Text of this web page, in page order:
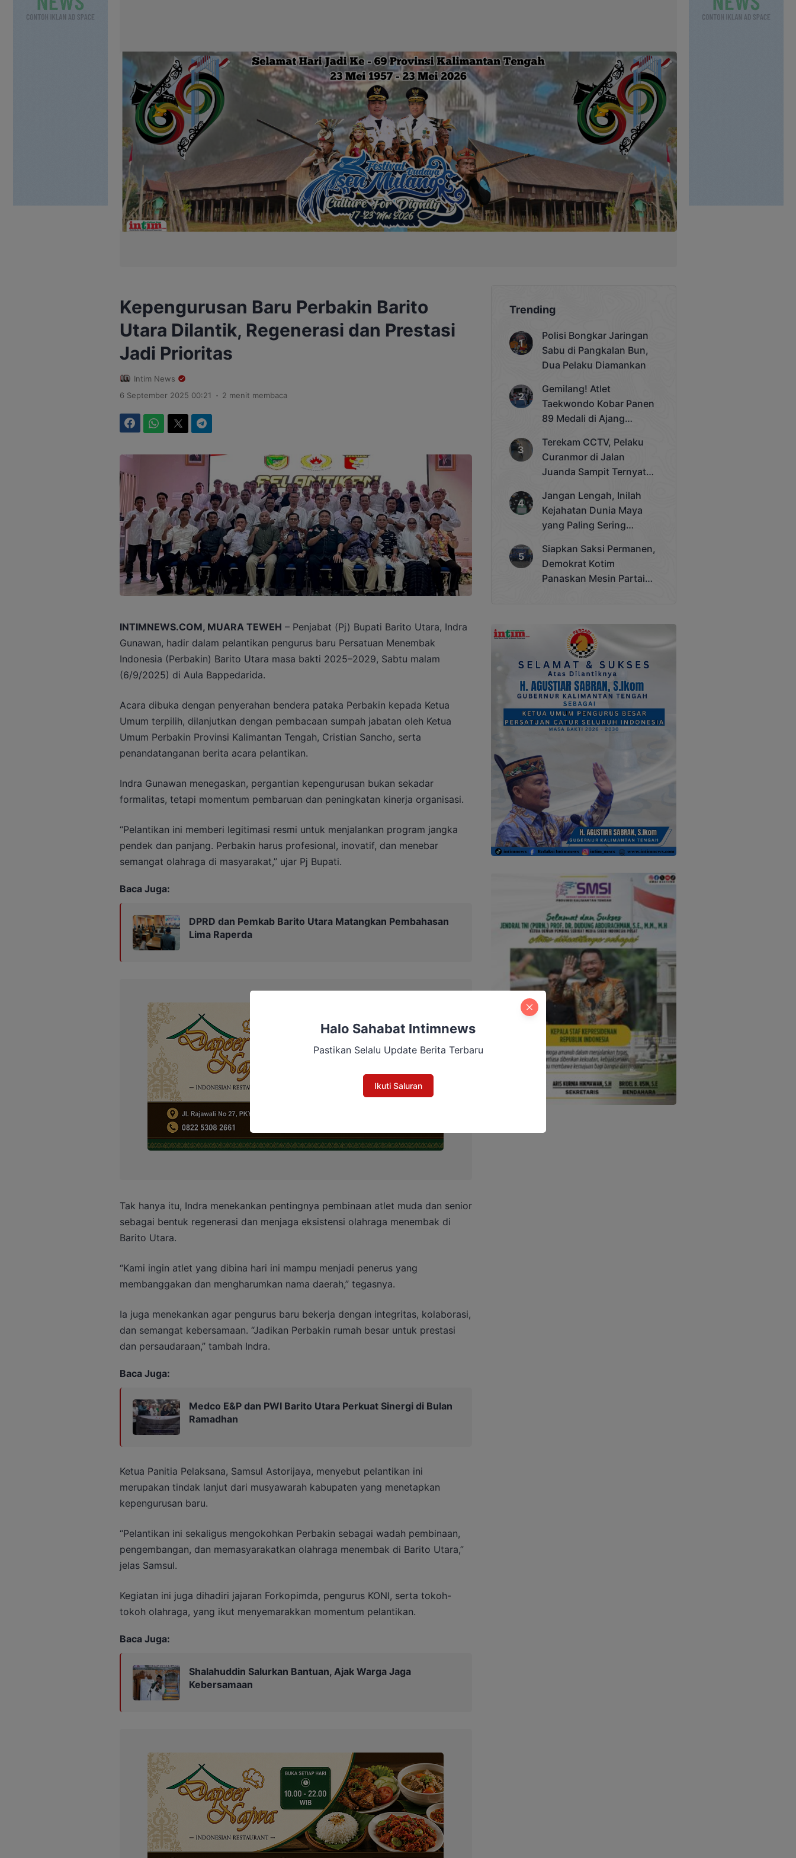
Kepengurusan Baru Perbakin Barito
Utara Dilantik, Regenerasi dan Prestasi
Jadi Prioritas
Intim News
6 September 2025 00:21
. 2 menit membaca
INTIMNEWS.COM, MUARA TEWEH – Penjabat (Pj) Bupati Barito Utara, Indra
Gunawan, hadir dalam pelantikan pengurus baru Persatuan Menembak
Indonesia (Perbakin) Barito Utara masa bakti 2025–2029, Sabtu malam
(6/9/2025) di Aula Bappedarida.
Acara dibuka dengan penyerahan bendera pataka Perbakin kepada Ketua
Umum terpilih, dilanjutkan dengan pembacaan sumpah jabatan oleh Ketua
Umum Perbakin Provinsi Kalimantan Tengah, Cristian Sancho, serta
penandatanganan berita acara pelantikan.
Indra Gunawan menegaskan, pergantian kepengurusan bukan sekadar
formalitas, tetapi momentum pembaruan dan peningkatan kinerja organisasi.
“Pelantikan ini memberi legitimasi resmi untuk menjalankan program jangka
pendek dan panjang. Perbakin harus profesional, inovatif, dan menebar
semangat olahraga di masyarakat,” ujar Pj Bupati.
Baca Juga:
DPRD dan Pemkab Barito Utara Matangkan Pembahasan
Lima Raperda
Tak hanya itu, Indra menekankan pentingnya pembinaan atlet muda dan senior
sebagai bentuk regenerasi dan menjaga eksistensi olahraga menembak di
Barito Utara.
“Kami ingin atlet yang dibina hari ini mampu menjadi penerus yang
membanggakan dan mengharumkan nama daerah,” tegasnya.
Ia juga menekankan agar pengurus baru bekerja dengan integritas, kolaborasi,
dan semangat kebersamaan. “Jadikan Perbakin rumah besar untuk prestasi
dan persaudaraan,” tambah Indra.
Baca Juga:
Medco E&P dan PWI Barito Utara Perkuat Sinergi di Bulan
Ramadhan
Ketua Panitia Pelaksana, Samsul Astorijaya, menyebut pelantikan ini
merupakan tindak lanjut dari musyawarah kabupaten yang menetapkan
kepengurusan baru.
“Pelantikan ini sekaligus mengokohkan Perbakin sebagai wadah pembinaan,
pengembangan, dan memasyarakatkan olahraga menembak di Barito Utara,”
jelas Samsul.
Kegiatan ini juga dihadiri jajaran Forkopimda, pengurus KONI, serta tokoh-
tokoh olahraga, yang ikut menyemarakkan momentum pelantikan.
Baca Juga:
Shalahuddin Salurkan Bantuan, Ajak Warga Jaga
Kebersamaan
Trending
Polisi Bongkar Jaringan
Sabu di Pangkalan Bun,
Dua Pelaku Diamankan
Gemilang! Atlet
Taekwondo Kobar Panen
89 Medali di Ajang
Cup 2025
Terekam CCTV, Pelaku
Curanmor di Jalan
Juanda Sampit Ternyata
Jangan Lengah, Inilah
Kejahatan Dunia Maya
yang Paling Sering
Siapkan Saksi Permanen,
Demokrat Kotim
Panaskan Mesin Partai
Halo Sahabat Intimnews
Pastikan Selalu Update Berita Terbaru
Ikuti Saluran